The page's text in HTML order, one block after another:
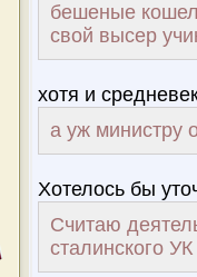
бешеные
свой высер
хотя и
а уж министру
Хотелось бы
Считаю
сталинского